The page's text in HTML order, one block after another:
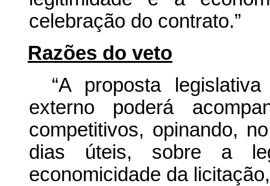
celebração do contrato.”
Razões do veto
“A proposta
externo poderá
competitivos, opinando,
dias úteis, sobre a
economicidade da